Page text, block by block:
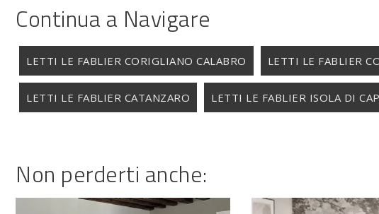
Continua a Navigare
LETTI LE FABLIER CORIGLIANO CALABRO LETTI LE FABLIER
LETTI LE FABLIER CATANZARO LETTI LE FABLIER ISOLA DI
Non perderti anche: